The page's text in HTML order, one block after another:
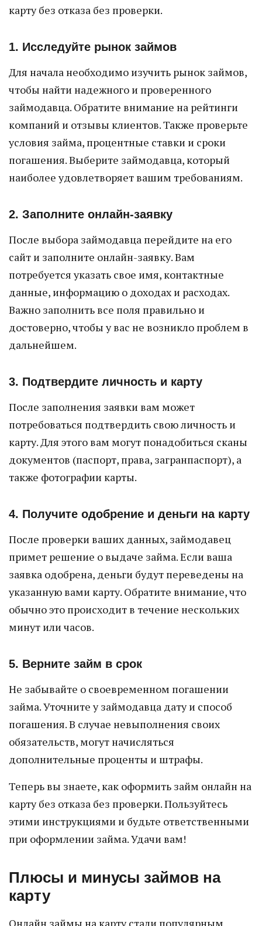
карту без отказа без проверки.
1. Исследуйте рынок займов
Для начала необходимо изучить рынок займов,
чтобы найти надежного и проверенного
займодавца. Обратите внимание на рейтинги
компаний и отзывы клиентов. Также проверьте
условия займа, процентные ставки и сроки
погашения. Выберите займодавца, который
наиболее удовлетворяет вашим требованиям.
2. Заполните онлайн-заявку
После выбора займодавца перейдите на его
сайт и заполните онлайн-заявку. Вам
потребуется указать свое имя, контактные
данные, информацию о доходах и расходах.
Важно заполнить все поля правильно и
достоверно, чтобы у вас не возникло проблем в
дальнейшем.
3. Подтвердите личность и карту
После заполнения заявки вам может
потребоваться подтвердить свою личность и
карту. Для этого вам могут понадобиться сканы
документов (паспорт, права, загранпаспорт), а
также фотографии карты.
4. Получите одобрение и деньги на карту
После проверки ваших данных, займодавец
примет решение о выдаче займа. Если ваша
заявка одобрена, деньги будут переведены на
указанную вами карту. Обратите внимание, что
обычно это происходит в течение нескольких
минут или часов.
5. Верните займ в срок
Не забывайте о своевременном погашении
займа. Уточните у займодавца дату и способ
погашения. В случае невыполнения своих
обязательств, могут начисляться
дополнительные проценты и штрафы.
Теперь вы знаете, как оформить займ онлайн на
карту без отказа без проверки. Пользуйтесь
этими инструкциями и будьте ответственными
при оформлении займа. Удачи вам!
Плюсы и минусы займов на
карту
Онлайн займы на карту стали популярным